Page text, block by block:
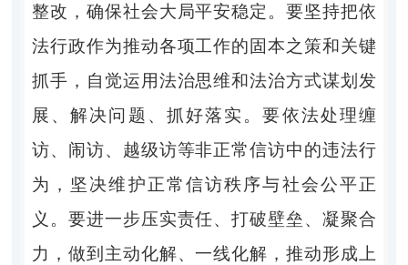
整改，确保社会大局平安稳定。要坚持把依
法行政作为推动各项工作的固本之策和关键
抓手，自觉运用法治思维和法治方式谋划发
展、解决问题、抓好落实。要依法处理缠
访、闹访、越级访等非正常信访中的违法行
为，坚决维护正常信访秩序与社会公平正
义。要进一步压实责任、打破壁垒、凝聚合
力，做到主动化解、一线化解，推动形成上